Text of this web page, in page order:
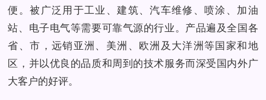
便。被广泛用于工业、建筑、汽车维修、喷涂、加油
站、电子电气等需要可靠气源的行业。产品遍及全国各
省、市，远销亚洲、美洲、欧洲及大洋洲等国家和地
区，并以优良的品质和周到的技术服务而深受国内外广
大客户的好评。